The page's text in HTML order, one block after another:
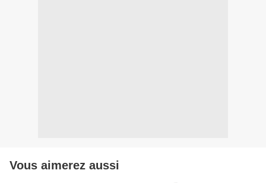
Vous aimerez aussi